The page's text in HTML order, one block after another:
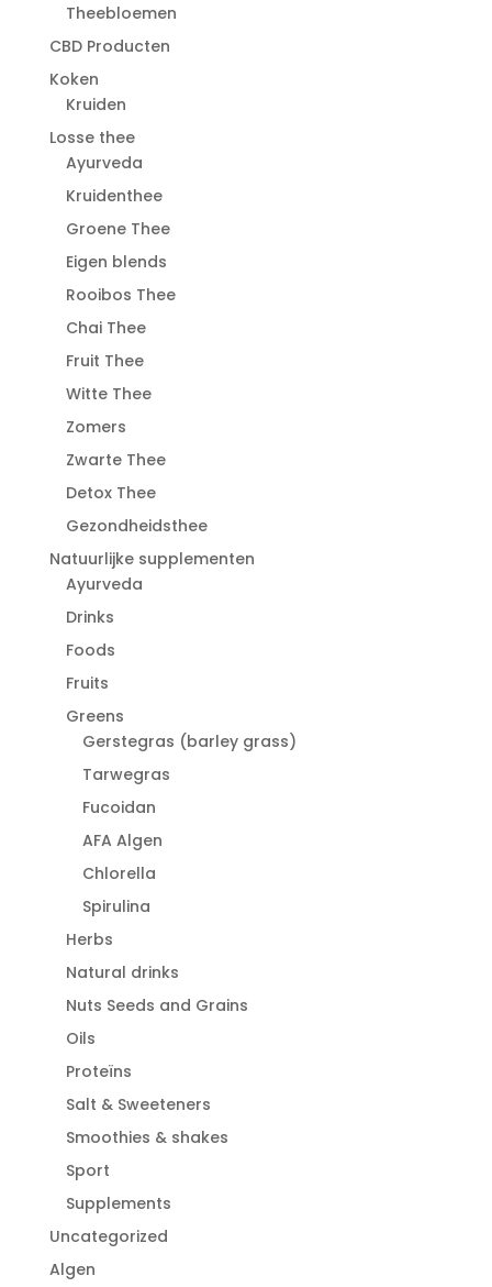
Theebloemen
CBD Producten
Koken
Kruiden
Losse thee
Ayurveda
Kruidenthee
Groene Thee
Eigen blends
Rooibos Thee
Chai Thee
Fruit Thee
Witte Thee
Zomers
Zwarte Thee
Detox Thee
Gezondheidsthee
Natuurlijke supplementen
Ayurveda
Drinks
Foods
Fruits
Greens
Gerstegras (barley grass)
Tarwegras
Fucoidan
AFA Algen
Chlorella
Spirulina
Herbs
Natural drinks
Nuts Seeds and Grains
Oils
Proteïns
Salt & Sweeteners
Smoothies & shakes
Sport
Supplements
Uncategorized
Algen